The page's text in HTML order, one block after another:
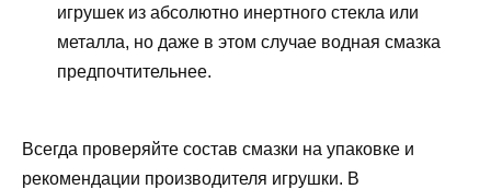
игрушек из абсолютно инертного стекла или
металла, но даже в этом случае водная смазка
предпочтительнее.
Всегда проверяйте состав смазки на упаковке и
рекомендации производителя игрушки. В